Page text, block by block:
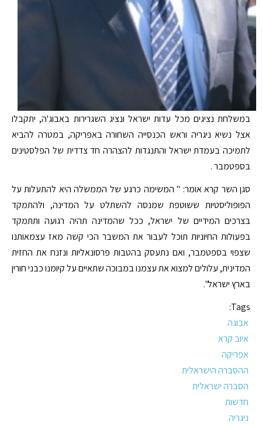
במשלחת נציגים מכל עדות ישראל ונציג השגרירות באבוג'ה, יתקבלו
אצל נשיא ניגריה וראש הכנסייה השחורה באפריקה, במטרה להביא
לתמיכה בעמדת ישראל והתנגדות להצהרה חד צדדית של הפלסטינים
בספטמבר .
סגן השר קרא אומר: " המשימה כרגע של הממשלה היא להתעלות על
הפופוליסטיות ששוטפת שמנסה להשתלט על המדינה, ולהתמקד
בצרכים המידיים של ישראל, ככל שהמדינה תהיה רגועה ותתמקד
בפעולות החיוניות תוכל לעבור את המשבר הכי קשה מאז עצמאותנו
שצפוי בספטמבר, ואם נתעסק בהטבות פרסונאליות ונזנח את החזית
המדינית, עלולים למצוא את עצמנו במבוכה שתאיים על קיומנו כבני חורין
בארץ ישראל".
Tags:
אבוגה
איוב קרא
אפריקה
ההסברה הישראלית
הסברה ישראלית
חדשות
ניגריה